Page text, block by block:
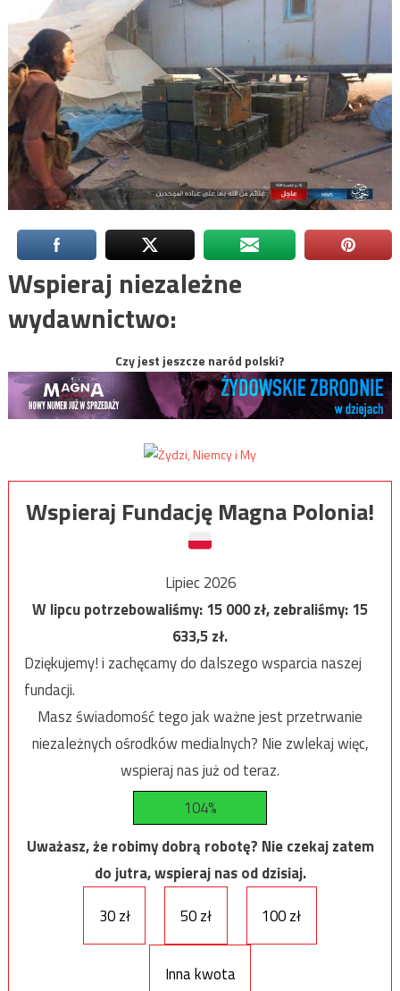
Wspieraj niezależne
wydawnictwo:
Czy jest jeszcze naród polski?
Wspieraj Fundację Magna Polonia!
Lipiec 2026
W lipcu potrzebowaliśmy:15 000zł, zebraliśmy:15
633,5zł.
Dziękujemy! i zachęcamy do dalszego wsparcia naszej
fundacji.
Masz świadomość tego jak ważne jest przetrwanie
niezależnych ośrodków medialnych? Nie zwlekaj więc,
wspieraj nas już od teraz.
104%
Uważasz, że robimy dobrą robotę? Nie czekaj zatem
do jutra, wspieraj nas od dzisiaj.
30 zł
50 zł 100 zł
Inna kwota